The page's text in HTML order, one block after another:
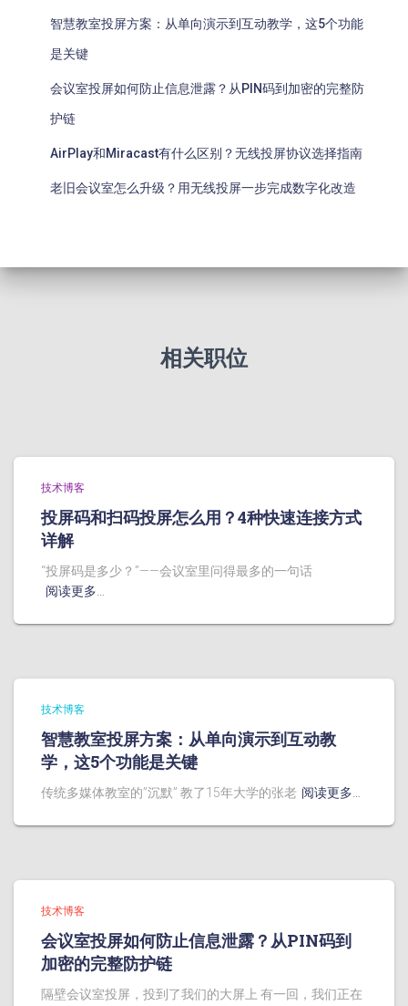
智慧教室投屏方案：从单向演示到互动教学，这5个功能
是关键
会议室投屏如何防止信息泄露？从PIN码到加密的完整防
护链
AirPlay和Miracast有什么区别？无线投屏协议选择指南
老旧会议室怎么升级？用无线投屏一步完成数字化改造
相关职位
技术博客
投屏码和扫码投屏怎么用？4种快速连接方式
详解
“投屏码是多少？”——会议室里问得最多的一句话
阅读更多…
技术博客
智慧教室投屏方案：从单向演示到互动教
学，这5个功能是关键
传统多媒体教室的”沉默” 教了15年大学的张老 阅读更多…
技术博客
会议室投屏如何防止信息泄露？从PIN码到
加密的完整防护链
隔壁会议室投屏，投到了我们的大屏上 有一回，我们正在